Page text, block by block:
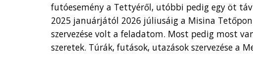
futóesemény a Tettyéről, utóbbi pedig egy öt
2025 januárjától 2026 júliusáig a Misina
szervezése volt a feladatom. Most pedig most
szeretek. Túrák, futások, utazások szervezése a